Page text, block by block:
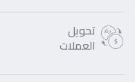
تحويل
العملات